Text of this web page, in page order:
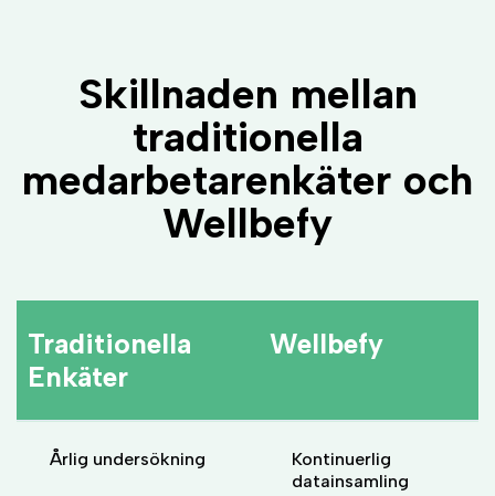
Skillnaden mellan
traditionella
medarbetarenkäter och
Wellbefy
Traditionella
Enkäter
Wellbefy
Årlig undersökning
Kontinuerlig
datainsamling